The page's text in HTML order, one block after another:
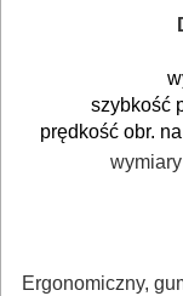
szybkość
prędkość obr.
Ergonomiczny,